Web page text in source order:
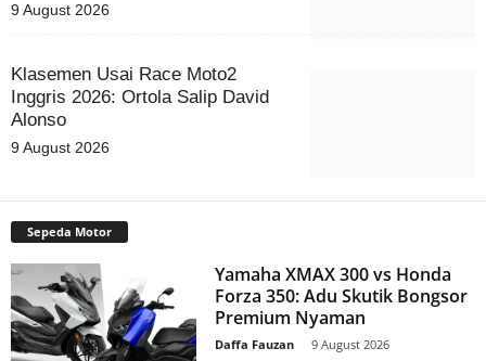
9 August 2026
Klasemen Usai Race Moto2
Inggris 2026: Ortola Salip David
Alonso
9 August 2026
Sepeda Motor
Yamaha XMAX 300 vs Honda
Forza 350: Adu Skutik Bongsor
Premium Nyaman
Daffa Fauzan 9 August 2026